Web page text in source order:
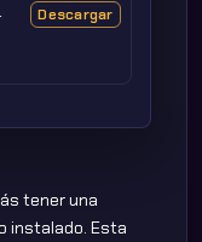
Descargar
tener una
instalado. Esta